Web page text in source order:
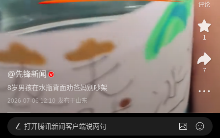
@先锋新闻
8岁男孩在水瓶背面劝爸妈别吵架
2026-07-06 12:10 发布于山东
评论
1
7
打开腾讯新闻客户端说两句